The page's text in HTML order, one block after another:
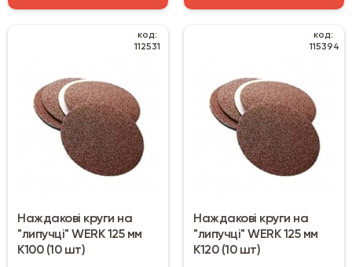
код:
112531
Наждакові круги на
"липучці" WERK 125 мм
К100 (10 шт)
код:
115394
Наждакові круги на
"липучці" WERK 125 мм
К120 (10 шт)